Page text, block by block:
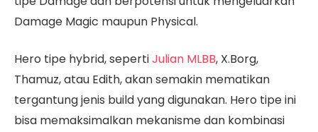
Damage Magic maupun Physical.
Hero tipe hybrid, sepertiJulian MLBB, X.Borg,
Thamuz, atau Edith, akan semakin mematikan
tergantung jenis build yang digunakan. Hero tipe ini
bisa memaksimalkan mekanisme dan kombinasi